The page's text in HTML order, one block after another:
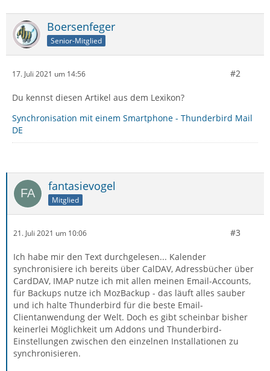
Boersenfeger
Senior-Mitglied
17. Juli 2021 um 14:56 #2
Du kennst diesen Artikel aus dem Lexikon?
Synchronisation mit einem Smartphone - Thunderbird Mail
DE
fantasievogel
Mitglied
21. Juli 2021 um 10:06 #3
Ich habe mir den Text durchgelesen... Kalender
synchronisiere ich bereits über CalDAV, Adressbücher über
CardDAV, IMAP nutze ich mit allen meinen Email-Accounts,
für Backups nutze ich MozBackup - das läuft alles sauber
und ich halte Thunderbird für die beste Email-
Clientanwendung der Welt. Doch es gibt scheinbar bisher
keinerlei Möglichkeit um Addons und Thunderbird-
Einstellungen zwischen den einzelnen Installationen zu
synchronisieren.